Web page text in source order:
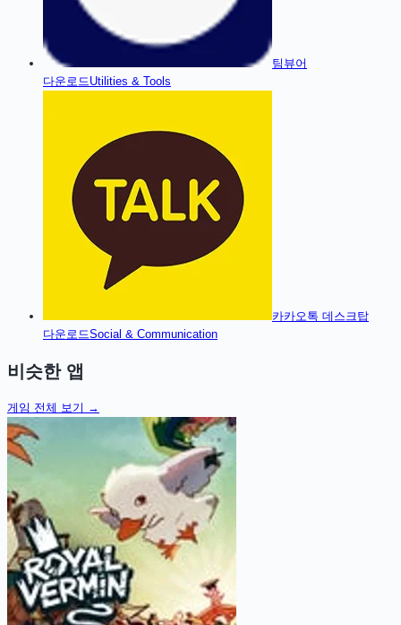
팀뷰어
다운로드 Utilities & Tools
카카오톡 데스크탑
다운로드Social & Communication
비슷한 앱
게임 전체 보기 →